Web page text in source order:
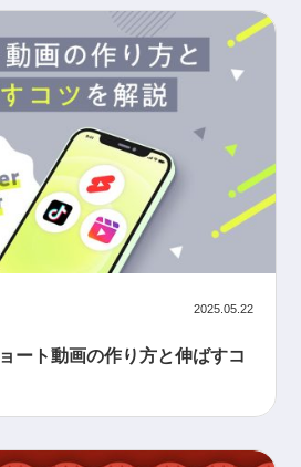
2025.05.22
ート動画の作り方と伸ばすコ